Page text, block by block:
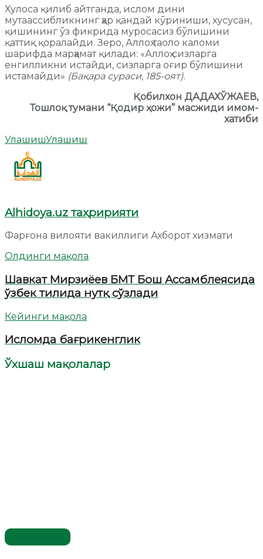
Хулоса қилиб айтганда, ислом дини
мутаассибликнинг ҳар қандай кўриниши, хусусан,
қишининг ўз фикрида муросасиз бўлишини
қаттиқ қоралайди. Зеро, Аллоҳ таоло каломи
шарифда марҳамат қилади: «Аллоҳ сизларга
енгилликни истайди, сизларга оғир бўлишини
истамайди» (Бақара сураси, 185-оят).
Қобилхон ДАДАХЎЖАЕВ,
Тошлоқ тумани “Қодир ҳожи” масжиди имом-
хатиби
УлашишУлашиш
Alhidoya.uz таҳририяти
Фарғона вилояти вакиллиги Ахборот хизмати
Олдинги мақола
Шавкат Мирзиёев БМТ Бош Aссамблеясида
ўзбек тилида нутқ сўзлади
Кейинги мақола
Исломда бағрикенглик
Ўхшаш мақолалар